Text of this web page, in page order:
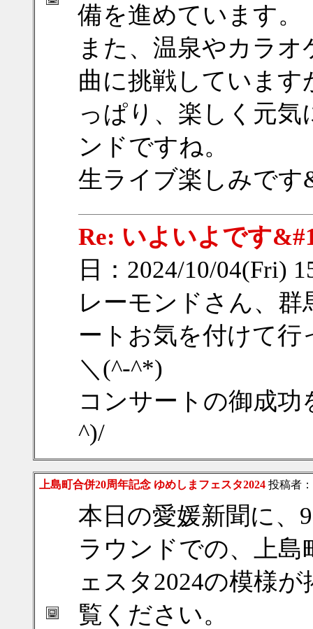
備を進めています。
また、温泉やカラ
曲に挑戦していま
っぱり、楽しく元
ンドですね。
生ライブ楽しみです
Re: いよいよです
日：2024/10/04(Fri)
レーモンドさん、
ートお気を付けて
＼(^-^*)
コンサートの御成
^)/
上島町合併20周年記念 ゆめしまフェスタ2024 投稿者：
本日の愛媛新聞に、
ラウンドでの、上島
ェスタ2024の模様
覧ください。